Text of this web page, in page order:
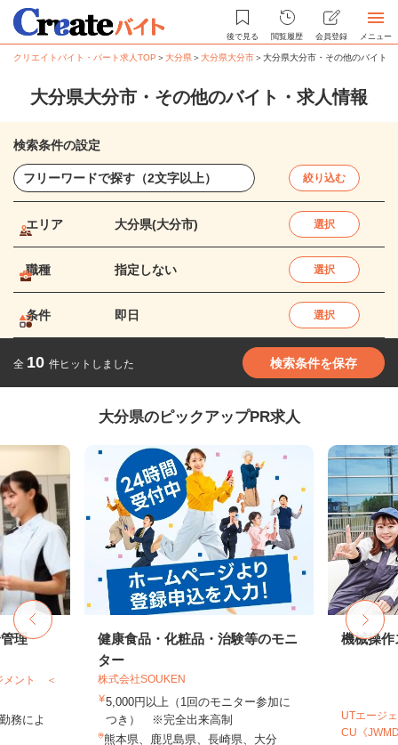
後で見る 閲覧履歴 会員登録 メニュー
クリエイトバイト・パート求人TOP ＞大分県＞大分県大分市＞大分県大分市・その他のバイト
大分県大分市・その他のバイト・求人情報
検索条件の設定
絞り込む
エリア 大分県(大分市) 選択
職種 指定しない 選択
条件 即日 選択
全 10 件ヒットしました 検索条件を保存
大分県のピックアップPR求人
理
メント ＜
務によ
健康食品・化粧品・治験等のモニ
ター
株式会社SOUKEN
5,000円以上（1回のモニター参加に
つき） ※完全出来高制
熊本県、鹿児島県、長崎県、大分
機械操作
UTエージ
CU《